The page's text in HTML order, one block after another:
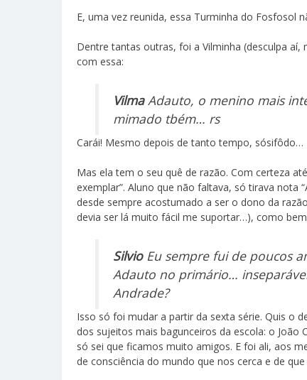
E, uma vez reunida, essa Turminha do Fosfosol
Dentre tantas outras, foi a Vilminha (desculpa
com essa:
VilmaAdauto, o menino mais
mimado tbém… rs
Carái! Mesmo depois de tanto tempo, sósifôdo…
Mas ela tem o seu quê de razão. Com certeza
exemplar”. Aluno que não faltava, só tirava nota
desde sempre acostumado a ser o dono da
devia ser lá muito fácil me suportar…), como
SilvioEu sempre fui de poucos
Adauto no primário…
Andrade?
Isso só foi mudar a partir da sexta série. Quis o
dos sujeitos mais bagunceiros da escola: o João
só sei que ficamos muito amigos. E foi ali, aos
de consciência do mundo que nos cerca e de